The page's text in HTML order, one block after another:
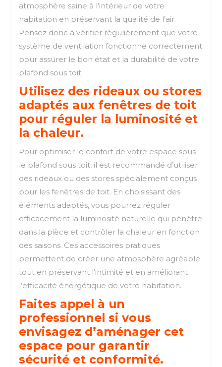
atmosphère saine à l’intérieur de votre
habitation en préservant la qualité de l’air.
Pensez donc à vérifier régulièrement que votre
système de ventilation fonctionne correctement
pour assurer le bon état et la durabilité de votre
plafond sous toit.
Utilisez des rideaux ou stores
adaptés aux fenêtres de toit
pour réguler la luminosité et
la chaleur.
Pour optimiser le confort de votre espace sous
le plafond sous toit, il est recommandé d’utiliser
des rideaux ou des stores spécialement conçus
pour les fenêtres de toit. En choisissant des
éléments adaptés, vous pourrez réguler
efficacement la luminosité naturelle qui pénètre
dans la pièce et contrôler la chaleur en fonction
des saisons. Ces accessoires pratiques
permettent de créer une atmosphère agréable
tout en préservant l’intimité et en améliorant
l’efficacité énergétique de votre habitation.
Faites appel à un
professionnel si vous
envisagez d’aménager cet
espace pour garantir
sécurité et conformité.